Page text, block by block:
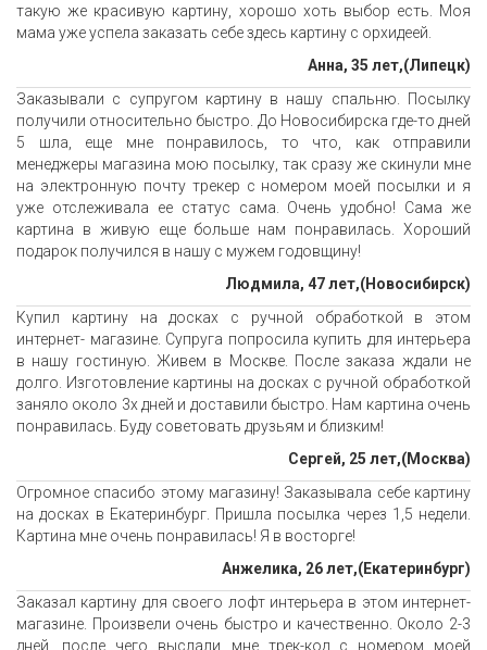
такую же красивую картину, хорошо хоть выбор есть. Моя
мама уже успела заказать себе здесь картину с орхидеей.
Анна, 35 лет,(Липецк)
Заказывали с супругом картину в нашу спальню. Посылку
получили относительно быстро. До Новосибирска где-то дней
5 шла, еще мне понравилось, то что, как отправили
менеджеры магазина мою посылку, так сразу же скинули мне
на электронную почту трекер с номером моей посылки и я
уже отслеживала ее статус сама. Очень удобно! Сама же
картина в живую еще больше нам понравилась. Хороший
подарок получился в нашу с мужем годовщину!
Людмила, 47 лет,(Новосибирск)
Купил картину на досках с ручной обработкой в этом
интернет- магазине. Супруга попросила купить для интерьера
в нашу гостиную. Живем в Москве. После заказа ждали не
долго. Изготовление картины на досках с ручной обработкой
заняло около 3х дней и доставили быстро. Нам картина очень
понравилась. Буду советовать друзьям и близким!
Сергей, 25 лет,(Москва)
Огромное спасибо этому магазину! Заказывала себе картину
на досках в Екатеринбург. Пришла посылка через 1,5 недели.
Картина мне очень понравилась! Я в восторге!
Анжелика, 26 лет,(Екатеринбург)
Заказал картину для своего лофт интерьера в этом интернет-
магазине. Произвели очень быстро и качественно. Около 2-3
дней, после чего выслали мне трек-код с номером моей